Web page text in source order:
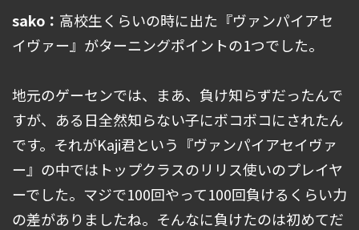
sako： 高校生くらいの時に出た『ヴァンパイアセ
イヴァー』がターニングポイントの1つでした。
地元のゲーセンでは、まあ、負け知らずだったんで
すが、ある日全然知らない子にボコボコにされたん
です。それがKaji君という『ヴァンパイアセイヴァ
ー』の中ではトップクラスのリリス使いのプレイヤ
ーでした。マジで100回やって100回負けるくらい力
の差がありましたね。そんなに負けたのは初めてだ